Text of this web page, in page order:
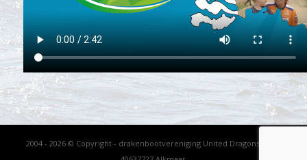
2004 - 2026 © Copyright - drakenbootvereniging United Dragons - KVK